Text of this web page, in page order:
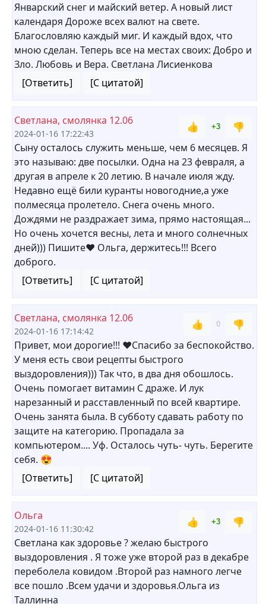
Январский снег и майский ветер. А новый лист
календаря Дороже всех валют на свете.
Благословляю каждый миг. И каждый вдох, что
мною сделан. Теперь все на местах своих: Добро и
Зло. Любовь и Вера. Светлана Лисиенкова
[Ответить]
[С цитатой]
Светлана, смолянка 12.06
2024-01-16 17:22:43
👍 +3
👎
Сыну осталось служить меньше, чем 6 месяцев. Я
это называю: две посылки. Одна на 23 февраля, а
другая в апреле к 20 летию. В начале июля жду.
Недавно ещё били куранты новогодние,а уже
полмесяца пролетело. Снега очень много.
Дождями не раздражает зима, прямо настоящая...
Но очень хочется весны, лета и много солнечных
дней))) Пишите❤ Ольга, держитесь!!! Всего
доброго.
[Ответить]
[С цитатой]
Светлана, смолянка 12.06
2024-01-16 17:14:42
👍 0
👎
Привет, мои дорогие!!! ❤Спасибо за беспокойство.
У меня есть свои рецепты быстрого
выздоровления))) Так что, в два дня обошлось.
Очень помогает витамин С драже. И лук
нарезанный и расставленный по всей квартире.
Очень занята была. В субботу сдавать работу по
защите на категорию. Пропадала за
компьютером.... Уф. Осталось чуть- чуть. Берегите
себя. 😍
[Ответить]
[С цитатой]
Ольга
2024-01-16 11:30:42
👍 +3
👎
Светлана как здоровье ? желаю быстрого
выздоровления . Я тоже уже второй раз в декабре
переболела ковидом .Второй раз намного легче
все пошло .Всем удачи и здоровья.Ольга из
Таллинна